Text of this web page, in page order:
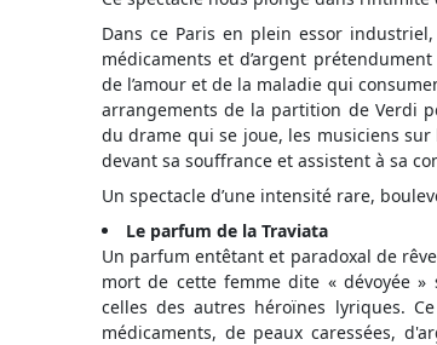
Dans ce Paris en plein essor
médicaments et d’argent
de l’amour et de la maladie qui
arrangements de la partition de Verdi
du drame qui se joue, les musiciens sur
devant sa souffrance et assistent à sa
Un spectacle d’une intensité rare,
Le parfum de la Traviata
Un parfum entêtant et paradoxal de
mort de cette femme dite « dévoyée
celles des autres héroïnes lyriques.
médicaments, de peaux caressées,